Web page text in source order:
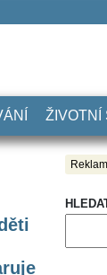
ŽIVOTNÍ